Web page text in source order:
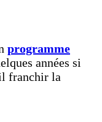
programme
années si
franchir la